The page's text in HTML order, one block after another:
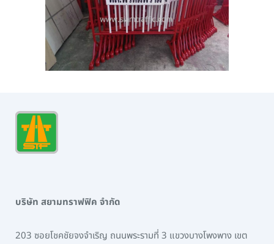
บริษัท สยามทราฟฟิค จำกัด
203 ซอยโชคชัยจงจำเริญ ถนนพระรามที่ 3 แขวงบางโพงพาง เขต